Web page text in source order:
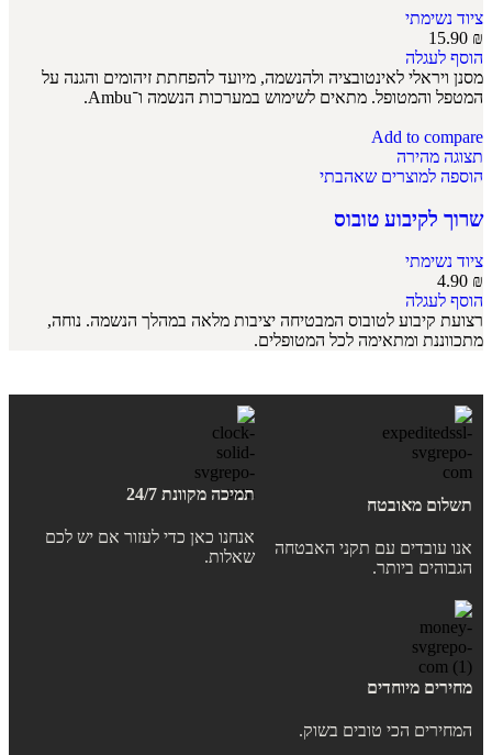
ציוד נשימתי
15.90 ₪
הוסף לעגלה
מסנן ויראלי לאינטובציה ולהנשמה, מיועד להפחתת זיהומים והגנה על
המטפל והמטופל. מתאים לשימוש במערכות הנשמה ו־Ambu.
Add to compare
תצוגה מהירה
הוספה למוצרים שאהבתי
שרוך לקיבוע טובוס
ציוד נשימתי
4.90 ₪
הוסף לעגלה
רצועת קיבוע לטובוס המבטיחה יציבות מלאה במהלך הנשמה. נוחה,
מתכווננת ומתאימה לכל המטופלים.
תשלום מאובטח
אנו עובדים עם תקני האבטחה
הגבוהים ביותר.
תמיכה מקוונת 24/7
אנחנו כאן כדי לעזור אם יש לכם
שאלות.
מחירים מיוחדים
המחירים הכי טובים בשוק.